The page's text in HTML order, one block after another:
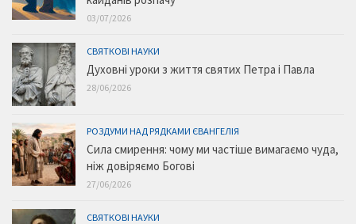
03/07/2026
СВЯТКОВІ НАУКИ
Духовні уроки з життя святих Петра і Павла
28/06/2026
РОЗДУМИ НАД РЯДКАМИ ЄВАНГЕЛІЯ
Сила смирення: чому ми частіше вимагаємо чуда,
ніж довіряємо Богові
27/06/2026
СВЯТКОВІ НАУКИ